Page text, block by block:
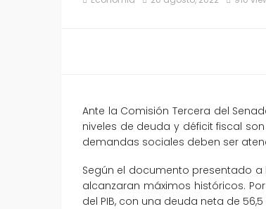
Ante la Comisión Tercera del
niveles de deuda y déficit fiscal
demandas sociales deben ser
Según el documento presentado
alcanzaran máximos históricos.
del PIB, con una deuda neta de 56,5